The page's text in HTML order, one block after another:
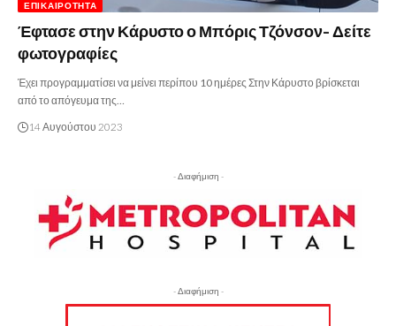
ΕΠΙΚΑΙΡΌΤΗΤΑ
Έφτασε στην Κάρυστο ο Μπόρις Τζόνσον- Δείτε
φωτογραφίες
Έχει προγραμματίσει να μείνει περίπου 10 ημέρες Στην Κάρυστο βρίσκεται
από το απόγευμα της…
14 Αυγούστου 2023
- Διαφήμιση -
- Διαφήμιση -